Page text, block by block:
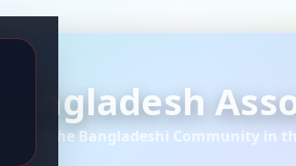
Bangladesh
Serving the Bangladeshi Community in